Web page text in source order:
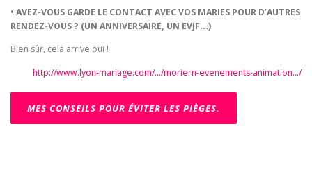
• AVEZ-VOUS GARDE LE CONTACT AVEC VOS MARIES POUR D’AUTRES
RENDEZ-VOUS ? (UN ANNIVERSAIRE, UN EVJF…)
Bien sûr, cela arrive oui !
http://www.lyon-mariage.com/…/moriern-evenements-animation…/
MES CONSEILS POUR ÉVITER LES PIÈGES.